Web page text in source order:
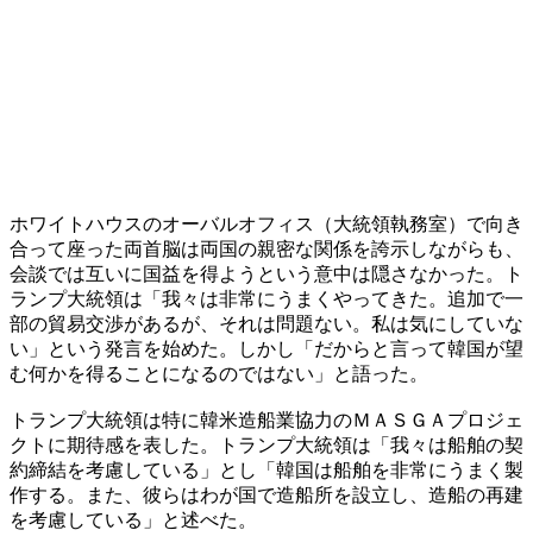
ホワイトハウスのオーバルオフィス（大統領執務室）で向き
合って座った両首脳は両国の親密な関係を誇示しながらも、
会談では互いに国益を得ようという意中は隠さなかった。ト
ランプ大統領は「我々は非常にうまくやってきた。追加で一
部の貿易交渉があるが、それは問題ない。私は気にしていな
い」という発言を始めた。しかし「だからと言って韓国が望
む何かを得ることになるのではない」と語った。
トランプ大統領は特に韓米造船業協力のＭＡＳＧＡプロジェ
クトに期待感を表した。トランプ大統領は「我々は船舶の契
約締結を考慮している」とし「韓国は船舶を非常にうまく製
作する。また、彼らはわが国で造船所を設立し、造船の再建
を考慮している」と述べた。